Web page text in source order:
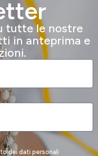
tutte le nostre
in anteprima e
dei dati personali